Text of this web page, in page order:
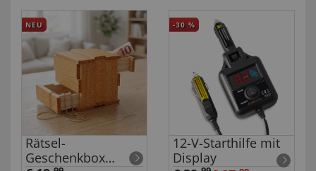
NEU
Rätsel-
Geschenkbox
-30 %
12-V-Starthilfe mit
Display